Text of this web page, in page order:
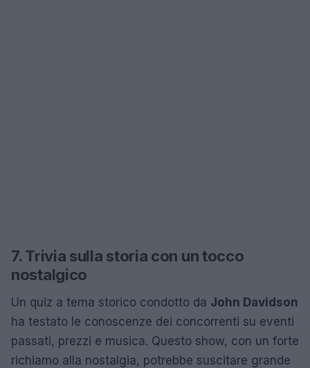
7. Trivia sulla storia con un tocco
nostalgico
Un quiz a tema storico condotto da John Davidson
ha testato le conoscenze dei concorrenti su eventi
passati, prezzi e musica. Questo show, con un forte
richiamo alla nostalgia, potrebbe suscitare grande